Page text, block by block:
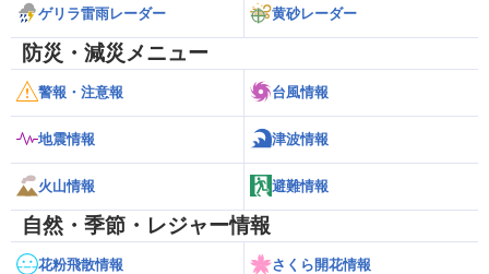
ゲリラ雷雨レーダー 黄砂レーダー
防災・減災メニュー
警報・注意報 台風情報
地震情報 津波情報
火山情報 避難情報
自然・季節・レジャー情報
花粉飛散情報 さくら開花情報